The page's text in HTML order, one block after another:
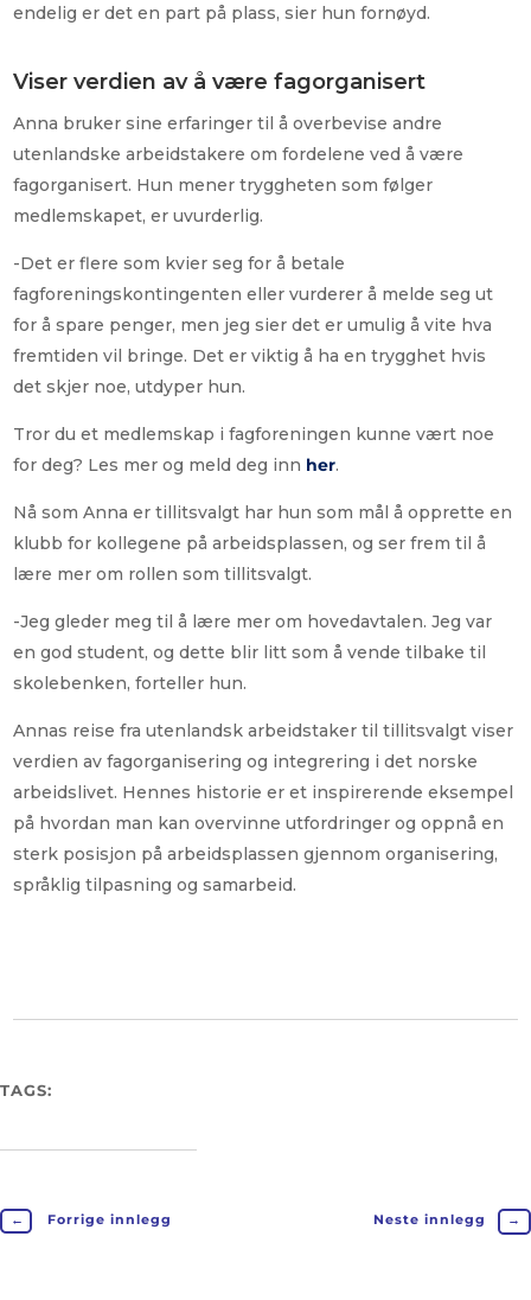
endelig er det en part på plass, sier hun fornøyd.
Viser verdien av å være fagorganisert
Anna bruker sine erfaringer til å overbevise andre
utenlandske arbeidstakere om fordelene ved å være
fagorganisert. Hun mener tryggheten som følger
medlemskapet, er uvurderlig.
-Det er flere som kvier seg for å betale
fagforeningskontingenten eller vurderer å melde seg ut
for å spare penger, men jeg sier det er umulig å vite hva
fremtiden vil bringe. Det er viktig å ha en trygghet hvis
det skjer noe, utdyper hun.
Tror du et medlemskap i fagforeningen kunne vært noe
for deg? Les mer og meld deg inn her.
Nå som Anna er tillitsvalgt har hun som mål å opprette en
klubb for kollegene på arbeidsplassen, og ser frem til å
lære mer om rollen som tillitsvalgt.
-Jeg gleder meg til å lære mer om hovedavtalen. Jeg var
en god student, og dette blir litt som å vende tilbake til
skolebenken, forteller hun.
Annas reise fra utenlandsk arbeidstaker til tillitsvalgt viser
verdien av fagorganisering og integrering i det norske
arbeidslivet. Hennes historie er et inspirerende eksempel
på hvordan man kan overvinne utfordringer og oppnå en
sterk posisjon på arbeidsplassen gjennom organisering,
språklig tilpasning og samarbeid.
TAGS:
← Forrige innlegg Neste innlegg →